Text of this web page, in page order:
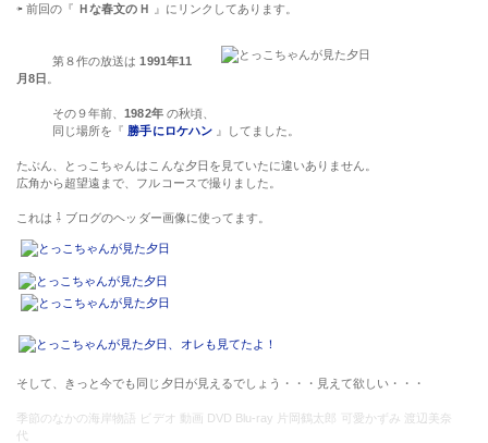
⇦ 前回の『
Ｈな春文のＨ 』にリンクしてあります。
第８作の放送は1991年11
月8日 。
その９年前、1982年の秋頃、
同じ場所を『勝手にロケハン』してました。
たぶん、とっこちゃんはこんな夕日を見ていたに違いありません。
広角から超望遠まで、フルコースで撮りました。
これは ⇩ ブログのヘッダー画像に使ってます。
そして、きっと今でも同じ夕日が見えるでしょう・・・見えて欲しい・・・
季節のなかの海岸物語 ビデオ 動画 DVD Blu-ray 片岡鶴太郎 可愛かずみ 渡辺美奈
代